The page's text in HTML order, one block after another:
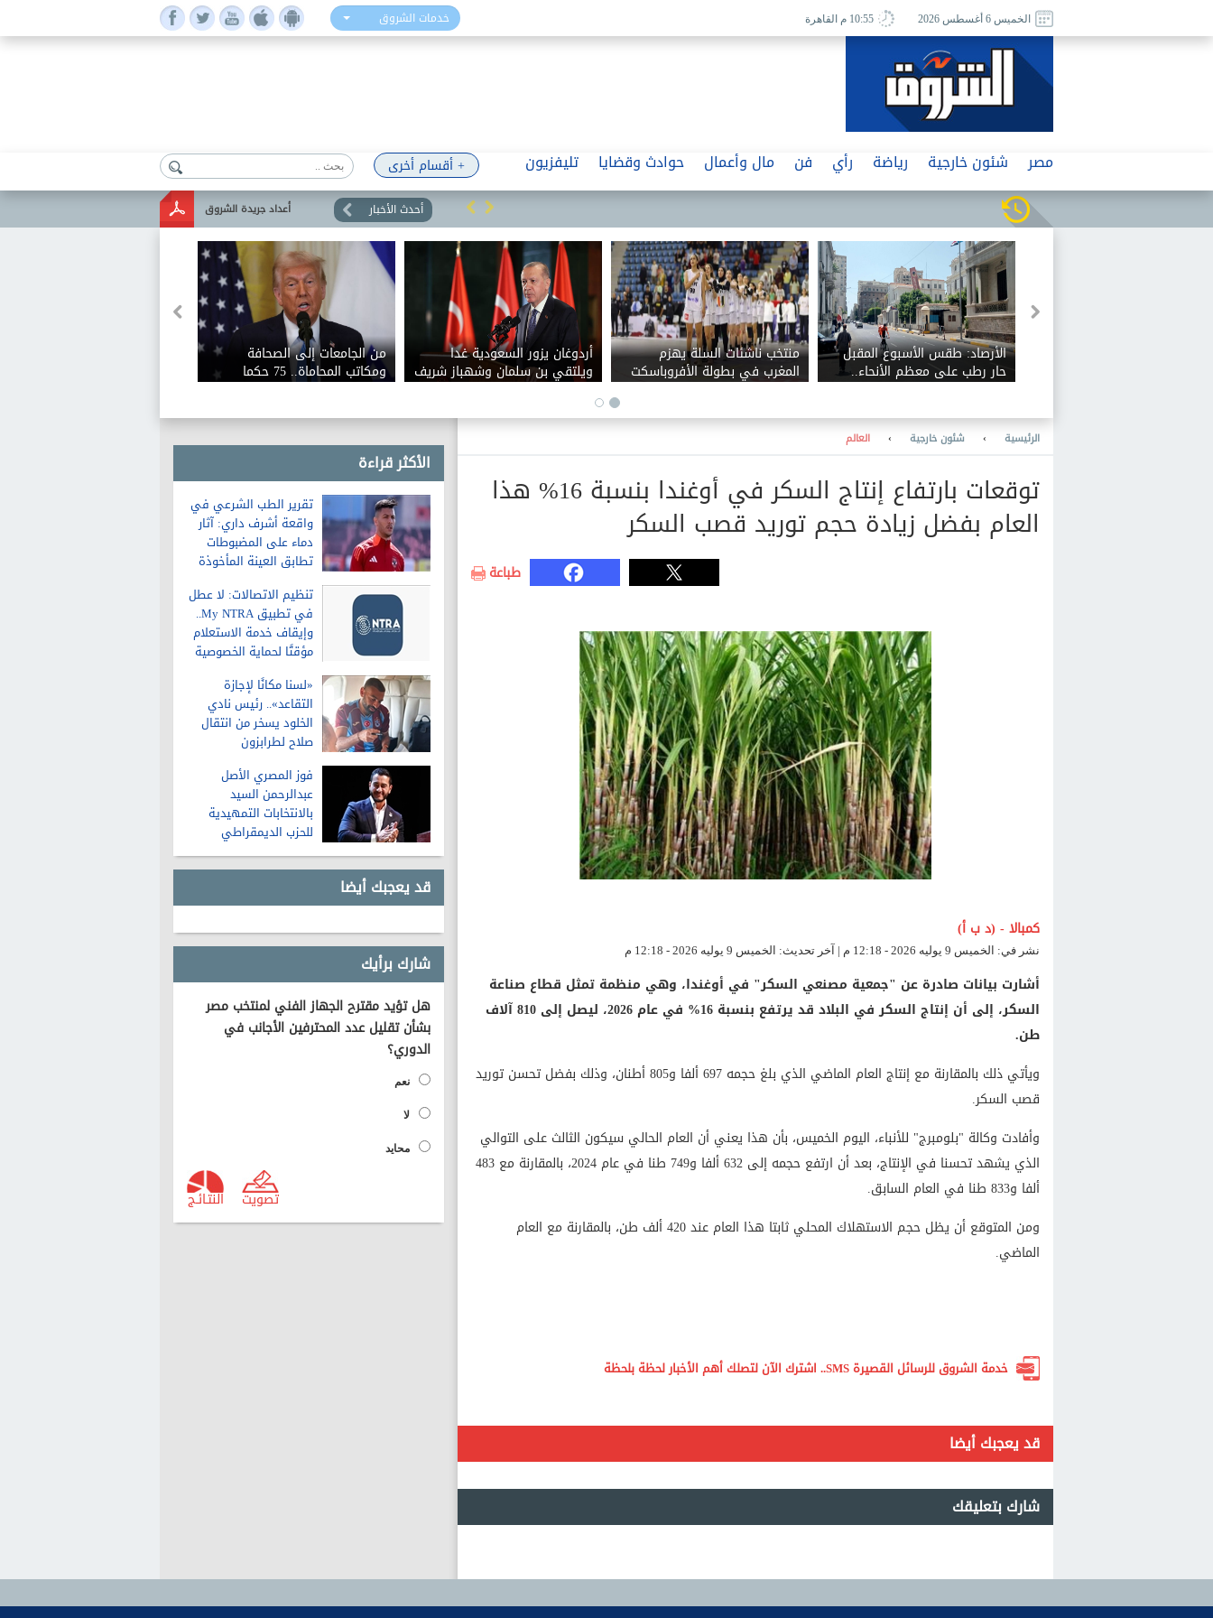
خدمات الشروق الخميس 6 أغسطس 2026 10:55 م القاهرة
+ أقسام أخرى مصر شئون خارجية رياضة رأي فن مال وأعمال حوادث وقضايا تليفزيون
أعداد جريدة الشروق أحدث الأخبار
الأرصاد: طقس الأسبوع المقبل
حار رطب على معظم الأنحاء..
والعظمى على القاهرة الكبرى
منتخب ناشئات السلة يهزم
المغرب في بطولة الأفروباسكت
أردوغان يزور السعودية غدا
ويلتقي بن سلمان وشهباز شريف
من الجامعات إلى الصحافة
ومكاتب المحاماة.. 75 حكما
تلاحق إدارة ترامب بسبب حرية
الأكثر قراءة
تقرير الطب الشرعي في
واقعة أشرف داري: آثار
دماء على المضبوطات
تطابق العينة المأخوذة
تنظيم الاتصالات: لا عطل
في تطبيق My NTRA..
وإيقاف خدمة الاستعلام
مؤقتًا لحماية الخصوصية
«لسنا مكانًا لإجازة
التقاعد».. رئيس نادي
الخلود يسخر من انتقال
صلاح لطرابزون
فوز المصري الأصل
عبدالرحمن السيد
بالانتخابات التمهيدية
للحزب الديمقراطي
لمجلس الشيوخ في
ميشيجان
قد يعجبك أيضا
شارك برأيك
هل تؤيد مقترح الجهاز الفني لمنتخب مصر
بشأن تقليل عدد المحترفين الأجانب في
الدوري؟
نعم
لا
محايد
النتـائـج تصويت
الرئيسية › شئون خارجية › العالم
توقعات بارتفاع إنتاج السكر في أوغندا بنسبة 16% هذا
العام بفضل زيادة حجم توريد قصب السكر
طباعة
كمبالا - (د ب أ)
نشر في: الخميس 9 يوليه 2026 - 12:18 م | آخر تحديث: الخميس 9 يوليه 2026 - 12:18 م
أشارت بيانات صادرة عن "جمعية مصنعي السكر" في أوغندا، وهي منظمة تمثل قطاع صناعة
السكر، إلى أن إنتاج السكر في البلاد قد يرتفع بنسبة 16% في عام 2026، ليصل إلى 810 آلاف
طن.
ويأتي ذلك بالمقارنة مع إنتاج العام الماضي الذي بلغ حجمه 697 ألفا و805 أطنان، وذلك بفضل تحسن توريد
قصب السكر.
وأفادت وكالة "بلومبرج" للأنباء، اليوم الخميس، بأن هذا يعني أن العام الحالي سيكون الثالث على التوالي
الذي يشهد تحسنا في الإنتاج، بعد أن ارتفع حجمه إلى 632 ألفا و749 طنا في عام 2024، بالمقارنة مع 483
ألفا و833 طنا في العام السابق.
ومن المتوقع أن يظل حجم الاستهلاك المحلي ثابتا هذا العام عند 420 ألف طن، بالمقارنة مع العام
الماضي.
خدمة الشروق للرسائل القصيرة SMS.. اشترك الآن لتصلك أهم الأخبار لحظة بلحظة
قد يعجبك أيضا
شارك بتعليقك